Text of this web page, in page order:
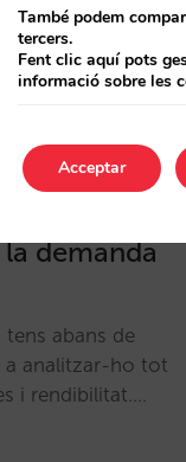
el “biaix
demanda
abans de
a analitzar-ho tot
i rendibilitat.…
També podem
tercers.
Fent clic aquí pots
informació sobre les
Acceptar